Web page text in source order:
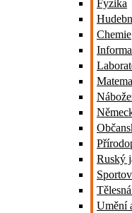
Fyzika
Chemie
Ruský
Umění